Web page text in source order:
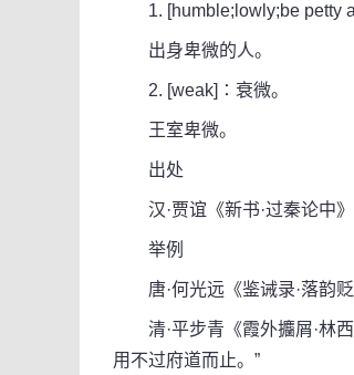
1. [humble;lowly;be petty
出身卑微的人。
2. [weak]∶衰微。
王室卑微。
出处
汉·贾谊《新书·过秦论中》
举例
唐·何光远《鉴诫录·落韵贬
清·平步青《霞外攟屑·林西
用不过府道而止。”